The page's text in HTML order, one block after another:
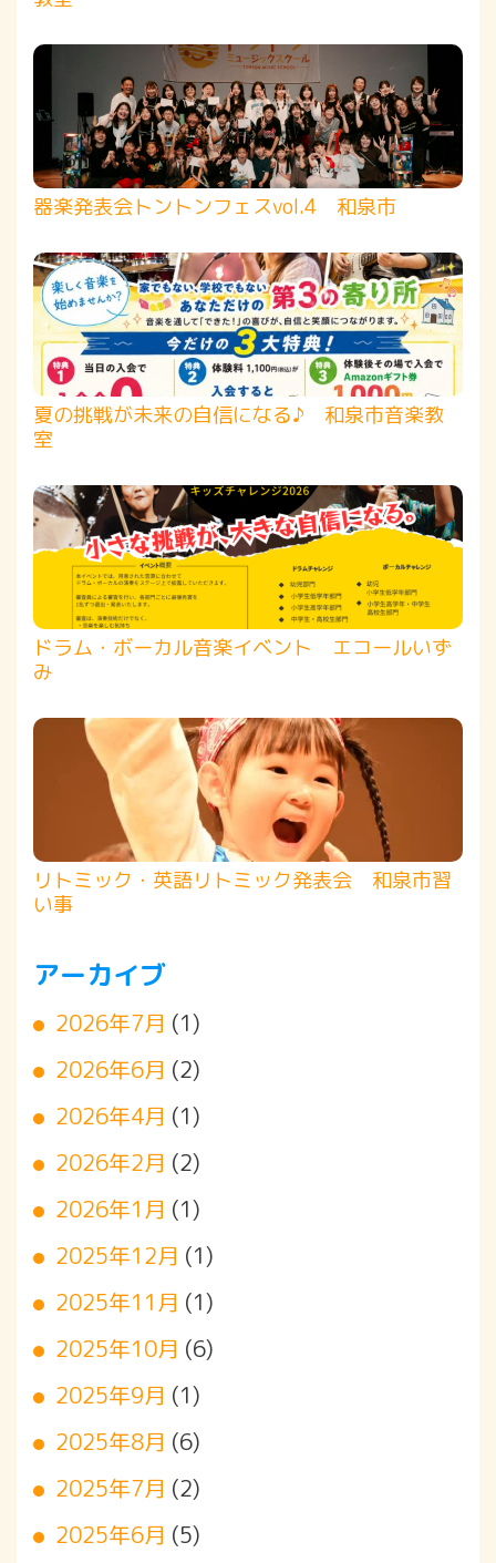
器楽発表会トントンフェスvol.4 和泉市
夏の挑戦が未来の自信になる♪ 和泉市音楽教
室
ドラム・ボーカル音楽イベント エコールいず
み
リトミック・英語リトミック発表会 和泉市習
い事
アーカイブ
2026年7月 (1)
2026年6月 (2)
2026年4月 (1)
2026年2月 (2)
2026年1月 (1)
2025年12月 (1)
2025年11月 (1)
2025年10月 (6)
2025年9月 (1)
2025年8月 (6)
2025年7月 (2)
2025年6月 (5)